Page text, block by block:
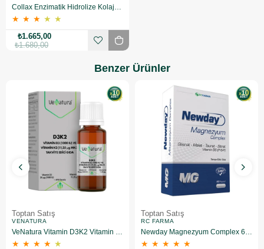
Collax Enzimatik Hidrolize Kolajen 30 Flakon
★ ★ ★ ★ ★
₺1.665,00
₺1.680,00
Benzer Ürünler
Toptan Satış
VENATURA
VeNatura Vitamin D3K2 Vitamin Takviye Edici Gıda 10 Adet
★ ★ ★ ★ ★
Toptan Satış
RC FARMA
Newday Magnezyum Complex 60 Kapsül 10 Adet
★ ★ ★ ★ ★